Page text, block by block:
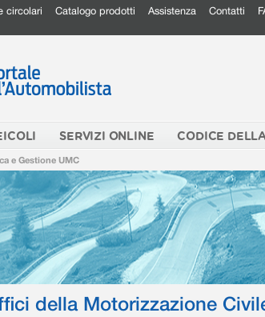
circolari Catalogo prodotti Assistenza Contatti
SERVIZI ONLINE CODICE
e Gestione UMC
della Motorizzazione